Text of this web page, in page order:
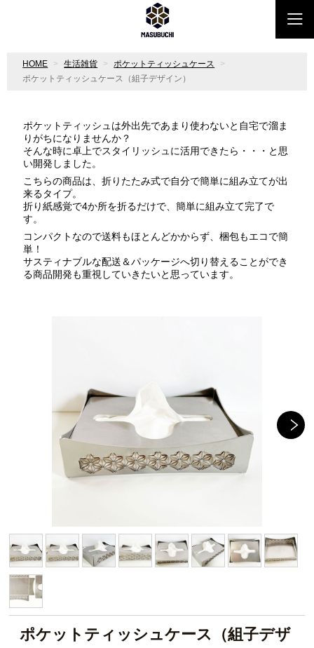
HOME 生活雑貨
ポケットティッシュケース
ポケットティッシュケース（組子デザイン）
ポケットティッシュは外出先であまり使わないと 自宅で溜ま
りがちになりませんか？
そんな時に卓上でスタイリッシュに活用できたら・・・と思
い開発しました。
こちらの商品は、折りたたみ式で自分で簡単に組み立てが出
来るタイプ。
折り紙感覚で4か所を折るだけで、簡単に組み立て完了で
す。
コンパクトなので送料もほとんどかからず、梱包もエコで簡
単！
サスティナブルな配送＆パッケージへ切り替えることができ
る商品開発も重視していきたいと思っています。
ポケットティッシュケース（組子デザ